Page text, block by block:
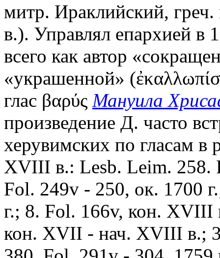
митр. Ираклийский,
в.). Управлял епархией в
всего как автор
«украшенной»
глас βαρύς Мануила
произведение Д. часто
херувимских по гласам
XVIII в.: Lesb. Leim. 258.
Fol. 249v - 250, ок. 1700
г.; 8. Fol. 166v, кон.
кон. XVII - нач. XVIII в.;